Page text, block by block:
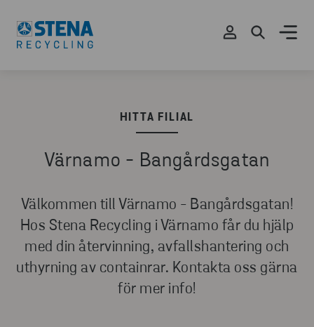
HITTA FILIAL
Värnamo - Bangårdsgatan
Välkommen till Värnamo - Bangårdsgatan!
Hos Stena Recycling i Värnamo får du hjälp
med din återvinning, avfallshantering och
uthyrning av containrar. Kontakta oss gärna
för mer info!